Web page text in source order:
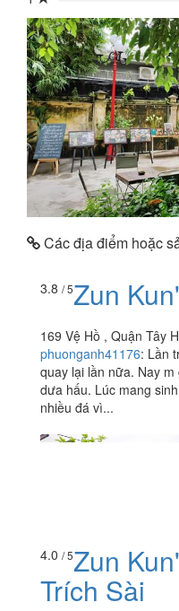
Các địa điểm hoặc
3.8 / 5Zun
169 Vệ Hồ , Quận Tây
phuonganh41176: Lần
quay lại lần nữa. Nay
dưa hấu. Lúc mang
nhiều đá vì...
4.0 / 5Zun
Trích Sài